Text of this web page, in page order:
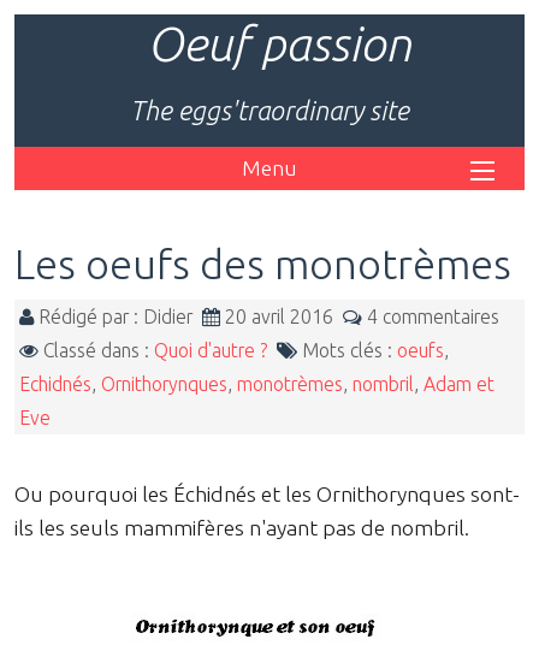
Oeuf passion
The eggs'traordinary site
Menu
Les oeufs des monotrèmes
Rédigé par : Didier 20 avril 2016
4 commentaires
Classé dans : Quoi d'autre ? Mots clés : oeufs
Echidnés Ornithorynques monotrèmes nombril
Adam et
Eve
Ou pourquoi les Échidnés et les Ornithorynques sont-
ils les seuls mammifères n'ayant pas de nombril.